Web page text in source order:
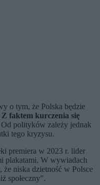
o tym, że Polska będzie
Z faktem kurczenia się
Od polityków zależy jednak
tego kryzysu.
premiera w 2023 r. lider
plakatami. W wywiadach
że niska dzietność w Polsce
społeczny”.